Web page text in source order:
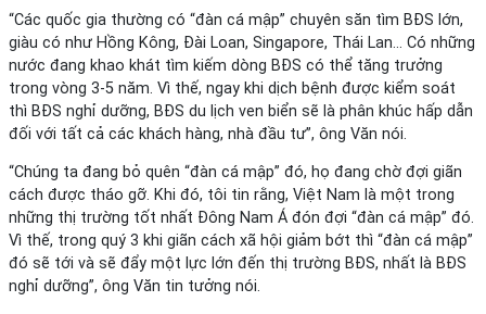
“Các quốc gia thường có “đàn cá mập” chuyên săn tìm BĐS lớn,
giàu có như Hồng Kông, Đài Loan, Singapore, Thái Lan… Có những
nước đang khao khát tìm kiếm dòng BĐS có thể tăng trưởng
trong vòng 3-5 năm. Vì thế, ngay khi dịch bệnh được kiểm soát
thì BĐS nghỉ dưỡng, BĐS du lịch ven biển sẽ là phân khúc hấp dẫn
đối với tất cả các khách hàng, nhà đầu tư”, ông Văn nói.
“Chúng ta đang bỏ quên “đàn cá mập” đó, họ đang chờ đợi giãn
cách được tháo gỡ. Khi đó, tôi tin rằng, Việt Nam là một trong
những thị trường tốt nhất Đông Nam Á đón đợi “đàn cá mập” đó.
Vì thế, trong quý 3 khi giãn cách xã hội giảm bớt thì “đàn cá mập”
đó sẽ tới và sẽ đẩy một lực lớn đến thị trường BĐS, nhất là BĐS
nghỉ dưỡng”, ông Văn tin tưởng nói.